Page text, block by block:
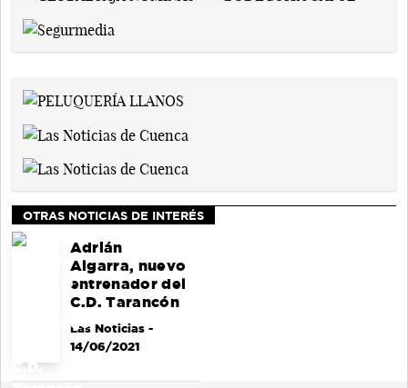
OTRAS NOTICIAS DE INTERÉS
Adrián
Algarra, nuevo
entrenador del
C.D. Tarancón
Las Noticias-
14/06/2021